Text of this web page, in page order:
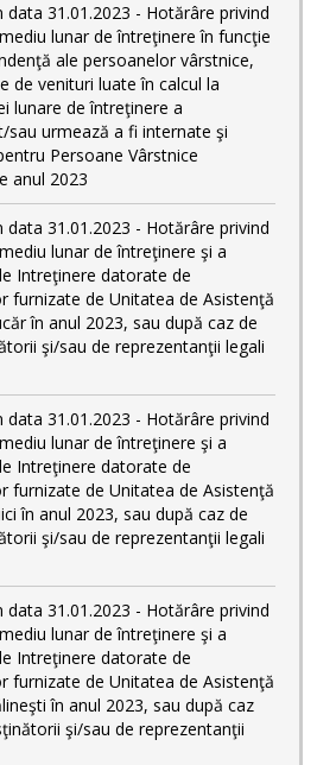
data 31.01.2023 - Hotărâre privind
lunar de întreţinere în funcţie
ale persoanelor vârstnice,
de venituri luate în calcul la
lunare de întreţinere a
sau urmează a fi internate şi
Persoane Vârstnice
anul 2023
data 31.01.2023 - Hotărâre privind
lunar de întreţinere şi a
Intreţinere datorate de
furnizate de Unitatea de Asistenţă
în anul 2023, sau după caz de
şi/sau de reprezentanţii legali
data 31.01.2023 - Hotărâre privind
lunar de întreţinere şi a
Intreţinere datorate de
furnizate de Unitatea de Asistenţă
în anul 2023, sau după caz de
şi/sau de reprezentanţii legali
data 31.01.2023 - Hotărâre privind
lunar de întreţinere şi a
Intreţinere datorate de
furnizate de Unitatea de Asistenţă
în anul 2023, sau după caz
şi/sau de reprezentanţii